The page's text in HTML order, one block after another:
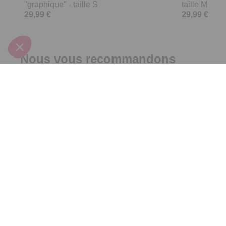
"graphique" - taille S
29,99 €
taille M
29,99 €
Nous vous recommandons